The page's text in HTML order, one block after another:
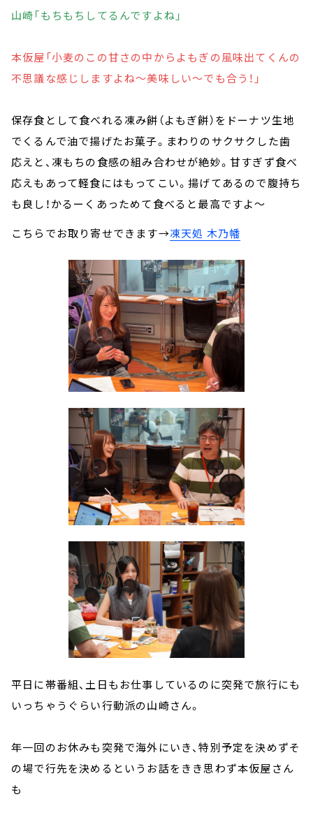
山崎「もちもちしてるんですよね」
本仮屋「小麦のこの甘さの中からよもぎの風味出てくんの
不思議な感じしますよね～美味しい～でも合う！」
保存食として食べれる凍み餅（よもぎ餅）をドーナツ生地
でくるんで油で揚げたお菓子。まわりのサクサクした歯
応えと、凍もちの食感の組み合わせが絶妙。甘すぎず食べ
応えもあって軽食にはもってこい。揚げてあるので腹持ち
も良し！かるーくあっためて食べると最高ですよ～
こちらでお取り寄せできます→凍天処 木乃幡
平日に帯番組、土日もお仕事しているのに突発で旅行にも
いっちゃうぐらい行動派の山崎さん。
年一回のお休みも突発で海外にいき、特別予定を決めずそ
の場で行先を決めるというお話をきき思わず本仮屋さん
も